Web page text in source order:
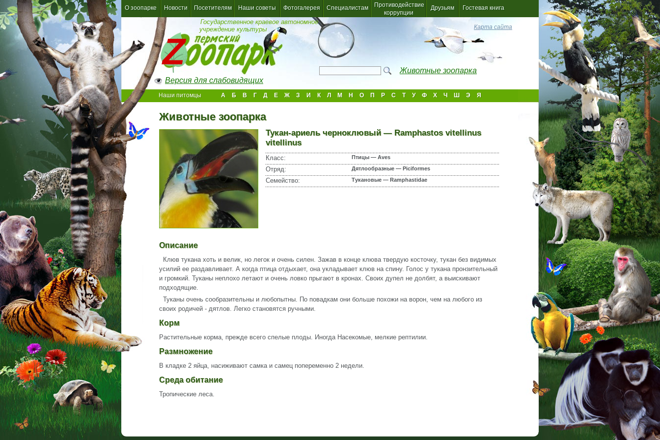
О зоопарке Новости Посетителям Наши советы Фотогалерея Специалистам
Противодействие
коррупции
Друзьям Гостевая книга
Государственное краевое автономное
учреждение культуры
Животные зоопарка
Карта сайта
Версия для слабовидящих
Наши питомцы А Б В Г Д Е Ж З И К Л М Н О П Р С Т У Ф Х Ч Ш Э Я
Животные зоопарка
Тукан-ариель черноклювый — Ramphastos vitellinus
vitellinus
Класс: Птицы — Aves
Отряд: Дятлообразные — Piciformes
Семейство: Тукановые — Ramphastidae
Описание
Клюв тукана хоть и велик, но легок и очень силен. Зажав в конце клюва твердую косточку, тукан без видимых
усилий ее раздавливает. А когда птица отдыхает, она укладывает клюв на спину. Голос у тукана пронзительный
и громкий. Туканы неплохо летают и очень ловко прыгают в кронах. Своих дупел не долбят, а выискивают
подходящие.
Туканы очень сообразительны и любопытны. По повадкам они больше похожи на ворон, чем на любого из
своих родичей - дятлов. Легко становятся ручными.
Корм
Растительные корма, прежде всего спелые плоды. Иногда Насекомые, мелкие рептилии.
Размножение
В кладке 2 яйца, насиживают самка и самец попеременно 2 недели.
Среда обитание
Тропические леса.